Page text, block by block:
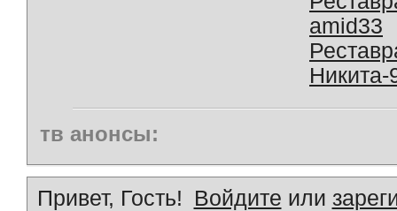
amid33
Никита-
тв анонсы:
Привет, Гость! Войдите или